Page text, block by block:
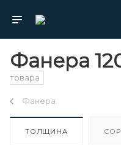
Фанера
товара
Фанера
ТОЛЩИНА